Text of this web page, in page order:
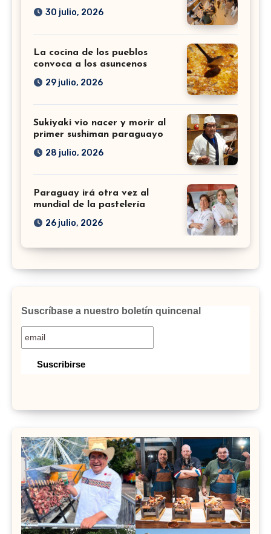
30 julio, 2026
La cocina de los pueblos
convoca a los asuncenos
29 julio, 2026
Sukiyaki vio nacer y morir al
primer sushiman paraguayo
28 julio, 2026
Paraguay irá otra vez al
mundial de la pastelería
26 julio, 2026
Suscríbase a nuestro boletín quincenal